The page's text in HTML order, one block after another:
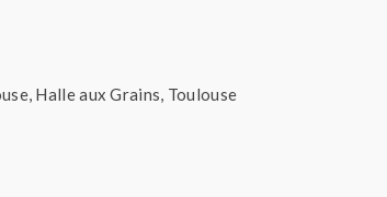
Halle aux Grains, Toulouse